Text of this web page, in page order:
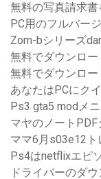
無料の写真請求
PC用のフルバー
Zom-bシリーズ
無料でダウンロ
無料でダウンロ
あなたはPCにク
Ps3 gta5 modメ
マヤのノートPDF
ママ6月s03e12ト
Ps4はnetflixエピ
ドライバーのダ